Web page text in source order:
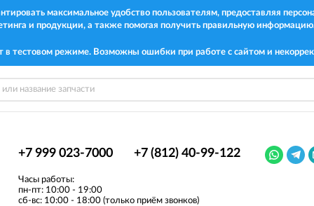
максимальное удобство пользователям, предоставляя
и продукции, а также помогая получить правильную
в тестовом режиме. Возможны ошибки при работе с сайтом и
+7 999 023-7000 +7 (812) 40-99-122
Часы работы:
пн-пт: 10:00 - 19:00
сб-вс: 10:00 - 18:00 (только приём звонков)